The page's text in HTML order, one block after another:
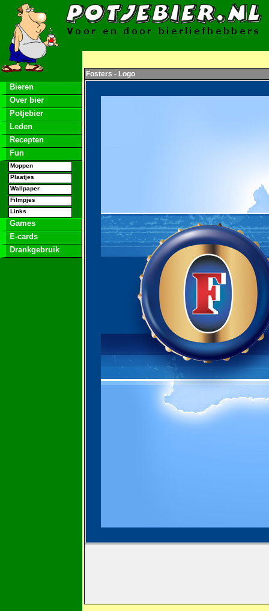
Bieren
Over bier
Potjebier
Leden
Recepten
Fun
Moppen
Plaatjes
Wallpaper
Filmpjes
Links
Games
E-cards
Drankgebruik
Fosters - Logo